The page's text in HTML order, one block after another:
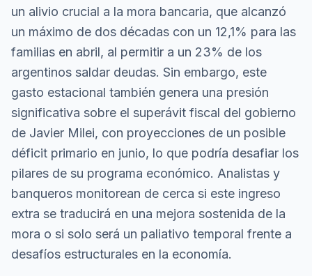
un alivio crucial a la mora bancaria, que alcanzó
un máximo de dos décadas con un 12,1% para las
familias en abril, al permitir a un 23% de los
argentinos saldar deudas. Sin embargo, este
gasto estacional también genera una presión
significativa sobre el superávit fiscal del gobierno
de Javier Milei, con proyecciones de un posible
déficit primario en junio, lo que podría desafiar los
pilares de su programa económico. Analistas y
banqueros monitorean de cerca si este ingreso
extra se traducirá en una mejora sostenida de la
mora o si solo será un paliativo temporal frente a
desafíos estructurales en la economía.